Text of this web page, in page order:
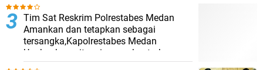
Tim Sat Reskrim Polrestabes Medan
Amankan dan tetapkan sebagai
tersangka,Kapolrestabes Medan
Ungkapkan, situasi pasca bentrokan
telah kembali kondusif.